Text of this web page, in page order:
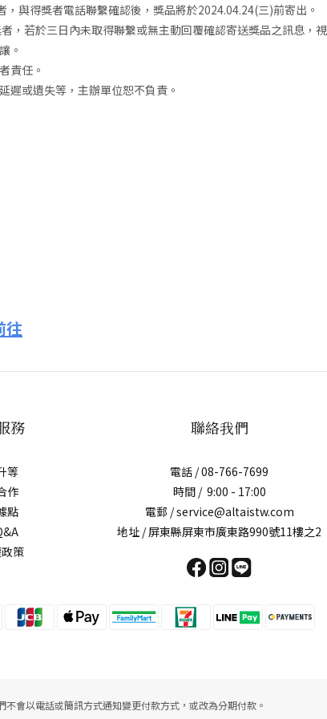
與得獎者電話聯繫確認後，獎品將於2024.04.24(三)前寄出。
若於三日內未取得聯繫或無主動回覆確認寄送獎品之訊息，
。
責任。
遲或遺失等，主辦單位恕不負責。
往
務
等
作
點
策
聯絡我們
電話 / 08-766-7699
時間 / 9:00 - 17:00
電郵 / service@altaistw.com
地址 / 屏東縣屏東市廣東路990號11樓之2
不會以電話或簡訊方式通知變更付款方式，或改為分期付款。